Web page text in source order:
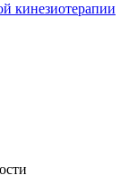
кинезиотерапии